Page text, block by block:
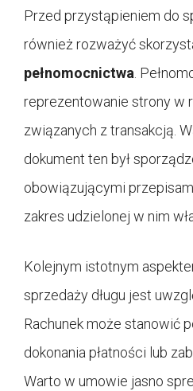
Przed przystąpieniem do
również rozważyć
pełnomocnictwa .
reprezentowanie strony w
związanych z transakcją.
dokument ten był
obowiązującymi
zakres udzielonej w nim
Kolejnym istotnym
sprzedaży długu jest
Rachunek może stanowić
dokonania płatności lub
Warto w umowie jasno